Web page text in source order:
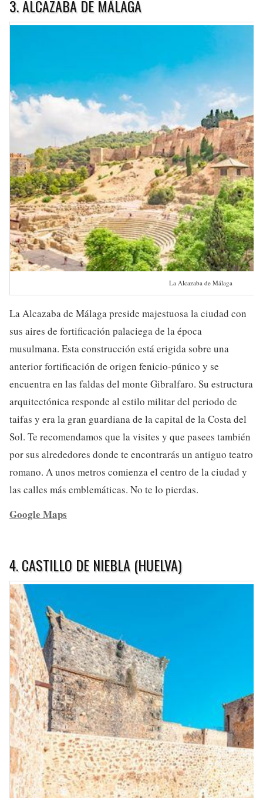
3. ALCAZABA DE MÁLAGA
La Alcazaba de Málaga
La Alcazaba de Málaga preside majestuosa la ciudad con
sus aires de fortificación palaciega de la época
musulmana. Esta construcción está erigida sobre una
anterior fortificación de origen fenicio-púnico y se
encuentra en las faldas del monte Gibralfaro. Su estructura
arquitectónica responde al estilo militar del periodo de
taifas y era la gran guardiana de la capital de la Costa del
Sol. Te recomendamos que la visites y que pasees también
por sus alrededores donde te encontrarás un antiguo teatro
romano. A unos metros comienza el centro de la ciudad y
las calles más emblemáticas. No te lo pierdas.
Google Maps
4. CASTILLO DE NIEBLA (HUELVA)